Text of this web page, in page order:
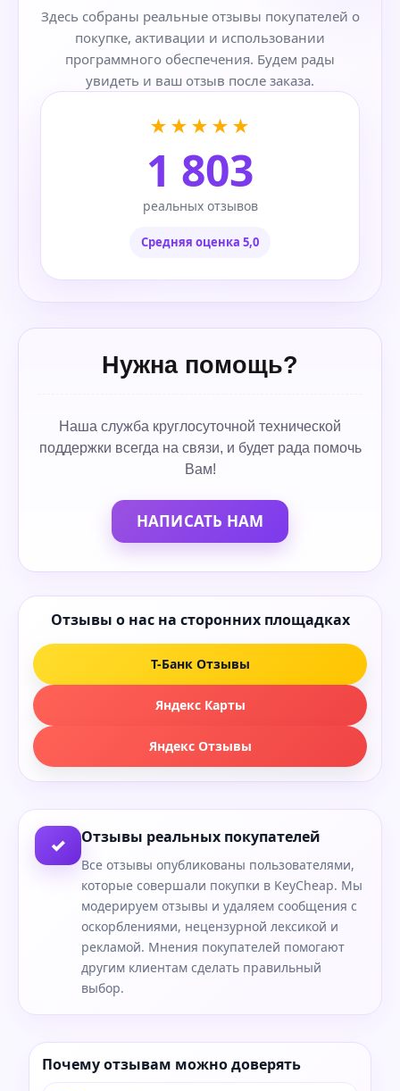
Здесь собраны реальные отзывы покупателей о
покупке, активации и использовании
программного обеспечения. Будем рады
увидеть и ваш отзыв после заказа.
★★★★★
1 803
реальных отзывов
Средняя оценка 5,0
Нужна помощь?
Наша служба круглосуточной технической
поддержки всегда на связи, и будет рада помочь
Вам!
НАПИСАТЬ НАМ
Отзывы о нас на сторонних площадках
Т-Банк Отзывы
Яндекс Карты
Яндекс Отзывы
✓ Отзывы реальных покупателей
Все отзывы опубликованы пользователями,
которые совершали покупки в KeyCheap. Мы
модерируем отзывы и удаляем сообщения с
оскорблениями, нецензурной лексикой и
рекламой. Мнения покупателей помогают
другим клиентам сделать правильный
выбор.
Почему отзывам можно доверять